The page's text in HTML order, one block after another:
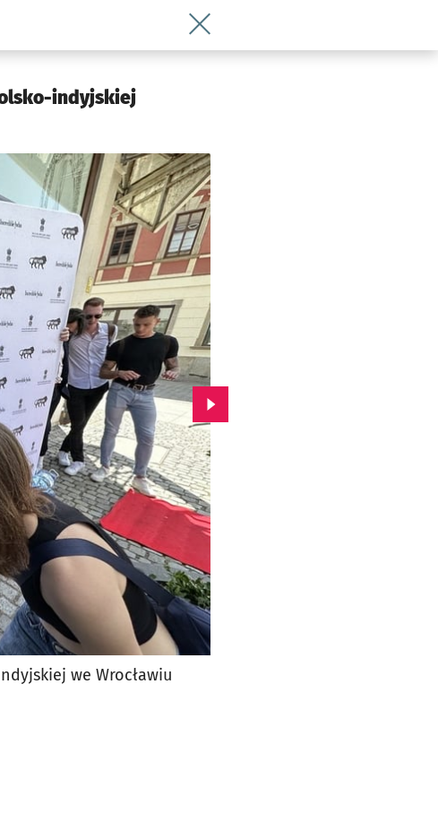
Wróć do artykułu Wrocław pierwszy
indyjskiej
Przejdź do kolejnego zdjęcia.
we Wrocławiu